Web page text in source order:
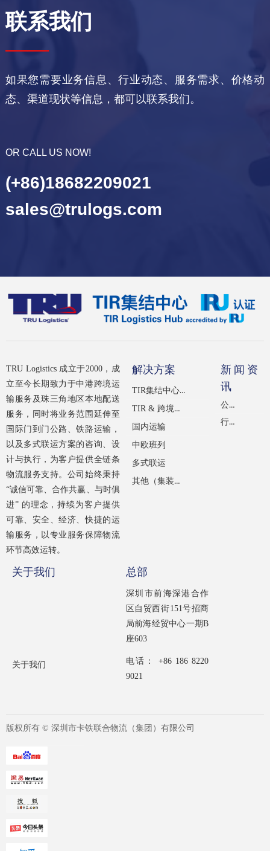
联系我们
——
如果您需要业务信息、行业动态、服务需求、价格动
态、渠道现状等信息，都可以联系我们。
(+86)18682209021
sales@trulogs.com
OR CALL US NOW!
TRU Logistics 成立于2000，成
立至今长期致力于中港跨境运
输服务及珠三角地区本地配送
服务，同时将业务范围延伸至
国际门到门公路、铁路运输，
以及多式联运方案的咨询、设
计与执行，为客户提供全链条
物流服务支持。公司始终秉持
“诚信可靠、合作共赢、与时俱
进” 的理念，持续为客户提供
可靠、安全、经济、快捷的运
输服务，以专业服务保障物流
环节高效运转。
总部
深圳市前海深港合作
区自贸西街151号招商
局前海经贸中心一期B
座603
电话： +86 186 8220
9021
关于我们
关于我们
虚拟员工
解决方案
TIR集结中心（经IRU认证）
TIR & 跨境公路运输
国内运输
中欧班列
多式联运
其他（集装箱租赁）
新闻资
讯
公司新闻
行业新闻
版权所有 © 深圳市卡铁联合物流（集团）有限公司